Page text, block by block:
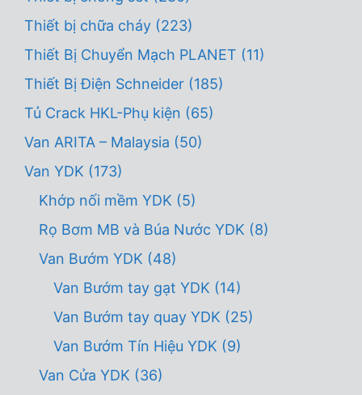
Thiết bị chữa cháy (223)
Thiết Bị Chuyển Mạch PLANET (11)
Thiết Bị Điện Schneider (185)
Tủ Crack HKL-Phụ kiện (65)
Van ARITA – Malaysia (50)
Van YDK (173)
Khớp nối mềm YDK (5)
Rọ Bơm MB và Búa Nước YDK (8)
Van Bướm YDK (48)
Van Bướm tay gạt YDK (14)
Van Bướm tay quay YDK (25)
Van Bướm Tín Hiệu YDK (9)
Van Cửa YDK (36)